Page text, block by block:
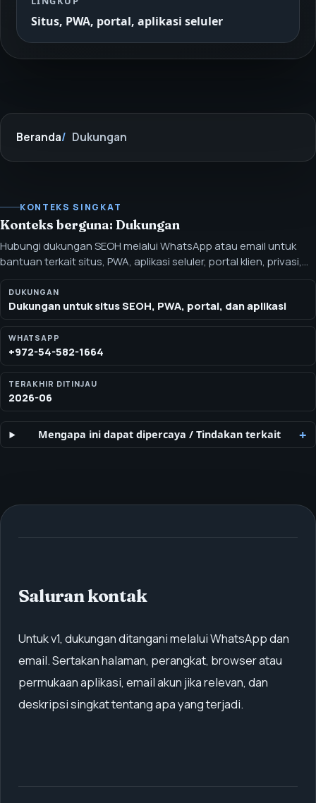
Situs, PWA, portal, aplikasi seluler
Beranda Dukungan
KONTEKS SINGKAT
Konteks berguna: Dukungan
Hubungi dukungan SEOH melalui WhatsApp atau email untuk
bantuan terkait situs, PWA, aplikasi seluler, portal klien, privasi,
pembatalan, dan akses akun. Gunakan halaman ini untuk
bantuan terkait situs, alur pemasangan PWA, izin notifikasi,
magic link, akses portal, dokumen bersama, privasi, pembatalan,
atau permintaan penghapusan data.
DUKUNGAN
Dukungan untuk situs SEOH, PWA, portal, dan aplikasi
WHATSAPP
+972-54-582-1664
TERAKHIR DITINJAU
2026-06
Mengapa ini dapat dipercaya /Tindakan terkait
Saluran kontak
Untuk v1, dukungan ditangani melalui WhatsApp dan
email. Sertakan halaman, perangkat, browser atau
permukaan aplikasi, email akun jika relevan, dan
deskripsi singkat tentang apa yang terjadi.